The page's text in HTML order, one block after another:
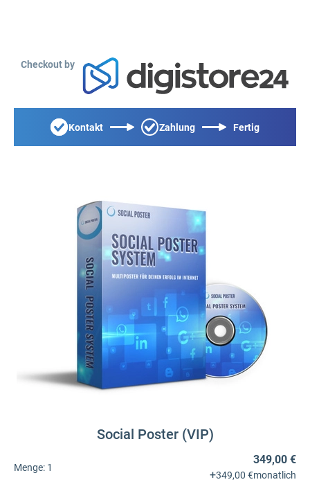
Checkout by
Kontakt Zahlung Fertig
Social Poster (VIP)
Menge: 1
349,00 €
+349,00 €monatlich